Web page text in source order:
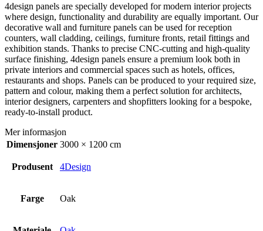
4design panels are specially developed for modern interior projects
where design, functionality and durability are equally important. Our
decorative wall and furniture panels can be used for reception
counters, wall cladding, ceilings, furniture fronts, retail fittings and
exhibition stands. Thanks to precise CNC-cutting and high-quality
surface finishing, 4design panels ensure a premium look both in
private interiors and commercial spaces such as hotels, offices,
restaurants and shops. Panels can be produced to your required size,
pattern and colour, making them a perfect solution for architects,
interior designers, carpenters and shopfitters looking for a bespoke,
ready-to-install product.
Mer informasjon
Dimensjoner 3000 × 1200 cm
Produsent 4Design
Farge Oak